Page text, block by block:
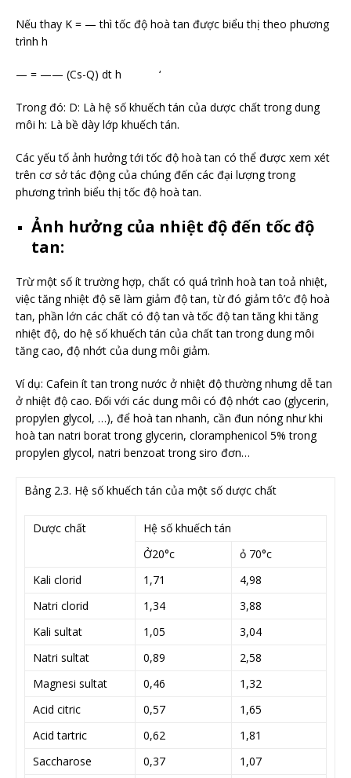
Nếu thay K = — thì tốc độ hoà tan được biểu thị theo phương
trình h
— = —— (Cs-Q) dt h ‘
Trong đó: D: Là hệ số khuếch tán của dược chất trong dung
môi h: Là bề dày lớp khuếch tán.
Các yếu tố ảnh hưởng tới tốc độ hoà tan có thể được xem xét
trên cơ sở tác động của chúng đến các đại lượng trong
phương trình biểu thị tốc độ hoà tan.
Ảnh hưởng của nhiệt độ đến tốc độ
tan:
Trừ một số ít trường hợp, chất có quá trình hoà tan toả nhiệt,
việc tăng nhiệt độ sẽ làm giảm độ tan, từ đó giảm tô’c độ hoà
tan, phần lớn các chất có độ tan và tốc độ tan tăng khi tăng
nhiệt độ, do hệ số khuếch tán của chất tan trong dung môi
tăng cao, độ nhớt của dung môi giảm.
Ví dụ: Cafein ít tan trong nước ở nhiệt độ thường nhưng dễ tan
ở nhiệt độ cao. Đối với các dung môi có độ nhớt cao (glycerin,
propylen glycol, …), để hoà tan nhanh, cần đun nóng như khi
hoà tan natri borat trong glycerin, cloramphenicol 5% trong
propylen glycol, natri benzoat trong siro đơn…
Bảng 2.3. Hệ số khuếch tán của một số dược chất
Dược chất
Hệ số khuếch tán
Ở20°c
ỏ 70°c
Kali clorid
1,71
4,98
Natri clorid
1,34
3,88
Kali sultat
1,05
3,04
Natri sultat
0,89
2,58
Magnesi sultat
0,46
1,32
Acid citric
0,57
1,65
Acid tartric
0,62
1,81
Saccharose
0,37
1,07